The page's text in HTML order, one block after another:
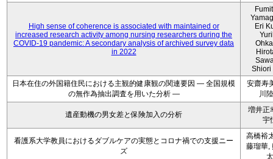
High sense of coherence is associated with maintained or
increased research activity among nursing researchers during the
COVID-19 pandemic: A secondary analysis of archived survey data
in 2022
Eri
Shiori
日本在住の外国籍住民における主観的健康観の関連要因 ― 全国規模
の無作為抽出調査を用いた分析 ―
安齋寿
川
遺産動機の男女差と保険加入の分析
増井正
宇
看護系大学教員におけるダブルケアの実態とコロナ禍での支援ニー
ズ
高橋裕
藤瑠華,
太